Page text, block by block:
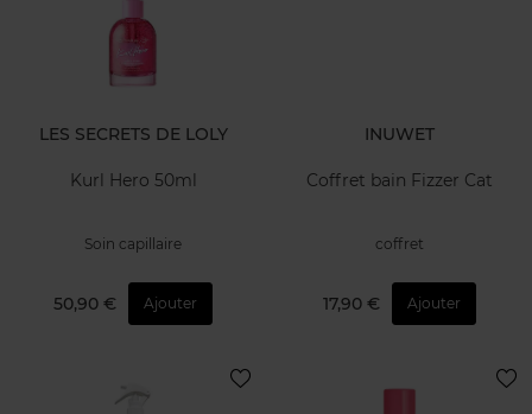
LES SECRETS DE LOLY
Kurl Hero 50ml
Soin capillaire
50,90 € Ajouter
INUWET
Coffret bain Fizzer Cat
coffret
17,90 € Ajouter